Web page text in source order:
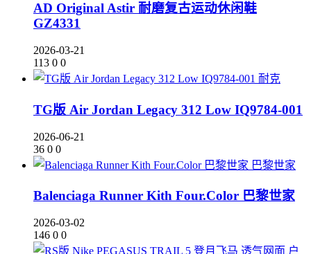
AD Original Astir 耐磨复古运动休闲鞋
GZ4331
2026-03-21
113 0 0
耐克
TG版 Air Jordan Legacy 312 Low IQ9784-001
2026-06-21
36 0 0
巴黎世家
Balenciaga Runner Kith Four.Color 巴黎世家
2026-03-02
146 0 0